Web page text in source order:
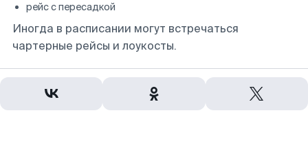
рейс с пересадкой
Иногда в расписании могут встречаться
чартерные рейсы и лоукосты.